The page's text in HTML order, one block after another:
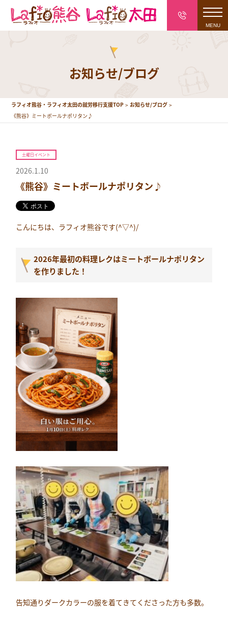
お知らせ/ブログ
ラフィオ熊谷・ラフィオ太田の就労移行支援TOP
お知らせ/ブログ
《熊谷》ミートボールナポリタン♪
土曜日イベント
2026.1.10
《熊谷》ミートボールナポリタン♪
こんにちは、ラフィオ熊谷です(^▽^)/
2026年最初の料理レクはミートボールナポリタン
を作りました！
告知通りダークカラーの服を着てきてくださった方も多数。